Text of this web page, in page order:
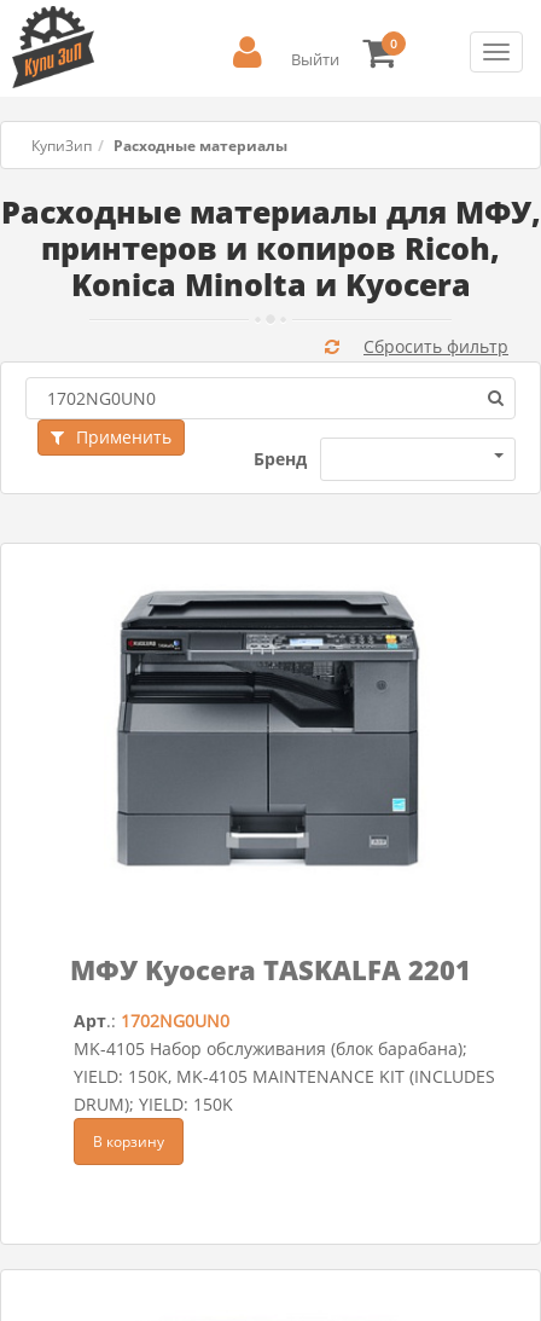
Выйти
0
КупиЗип Расходные материалы
Расходные материалы для МФУ,
принтеров и копиров Ricoh,
Konica Minolta и Kyocera
Бренд
Применить
Сбросить фильтр
МФУ Kyocera TASKALFA 2201
Арт.: 1702NG0UN0
MK-4105 Набор обслуживания (блок барабана);
YIELD: 150K, MK-4105 MAINTENANCE KIT (INCLUDES
DRUM); YIELD: 150K
В корзину